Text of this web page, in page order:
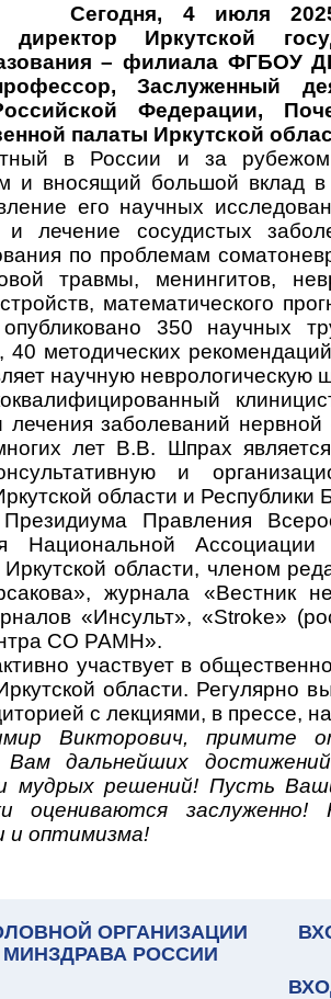
Сегодня, 4 июля
директор Иркутской
– филиала ФГБОУ
Заслуженный
Федерации,
палаты Иркутской
в России и за рубежом
и вносящий большой вклад в
его научных
и лечение сосудистых
по проблемам
травмы, менингитов,
математического
350 научных
40 методических
научную неврологическую
лечения заболеваний
лет В.В.
Шпрах
и
области и Республики
Правления
Национальной
области, членом
журнала «Вестник
«Инсульт», «Stroke»
СО РАМН».
участвует в
области. Регулярно
с лекциями, в прессе,
Викторович,
дальнейших
мудрых решений! Пусть
оцениваются заслуженно!
и оптимизма!
ОРГАНИЗАЦИИ
РОССИИ